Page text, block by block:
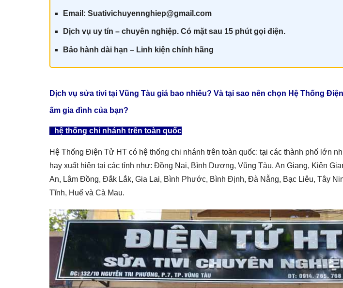
Email: Suativichuyennghiep@gmail.com
Dịch vụ uy tín – chuyên nghiệp. Có mặt sau 15 phút gọi điện.
Bảo hành dài hạn – Linh kiện chính hãng
Dịch vụ sửa tivi tại Vũng Tàu giá bao nhiêu? Và tại sao nên chọn Hệ Thống
ấm gia đình của bạn?
hệ thống chi nhánh trên toàn quốc
Hệ Thống Điện Tử HT có hệ thống chi nhánh trên toàn quốc: tại các thành phố lớn
hay xuất hiện tại các tỉnh như: Đồng Nai, Bình Dương, Vũng Tàu, An Giang, Kiên
An, Lâm Đồng, Đắk Lắk, Gia Lai, Bình Phước, Bình Định, Đà Nẵng, Bạc Liêu, Tây
Tĩnh, Huế và Cà Mau.